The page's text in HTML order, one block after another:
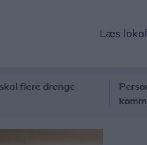
Læs
drenge
Personalet
kommet til